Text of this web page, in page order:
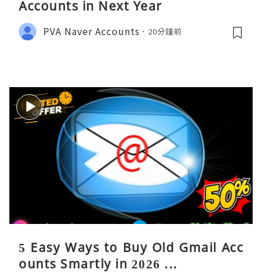
Accounts in Next Year
PVA Naver Accounts 20分鐘前
5 Easy Ways to Buy Old Gmail Acc
ounts Smartly in 2026 ...